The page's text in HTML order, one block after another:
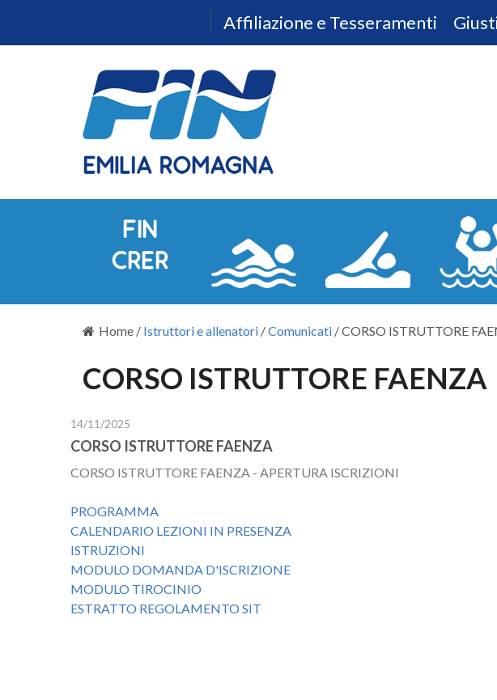
Affiliazione e Tesseramenti
Home / Istruttori e allenatori /Comunicati /CORSO ISTRUTTORE
CORSO ISTRUTTORE FAENZA
14/11/2025
CORSO ISTRUTTORE FAENZA
CORSO ISTRUTTORE FAENZA - APERTURA ISCRIZIONI
PROGRAMMA
CALENDARIO LEZIONI IN PRESENZA
ISTRUZIONI
MODULO DOMANDA D'ISCRIZIONE
MODULO TIROCINIO
ESTRATTO REGOLAMENTO SIT